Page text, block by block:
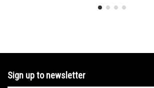
Sign up to newsletter